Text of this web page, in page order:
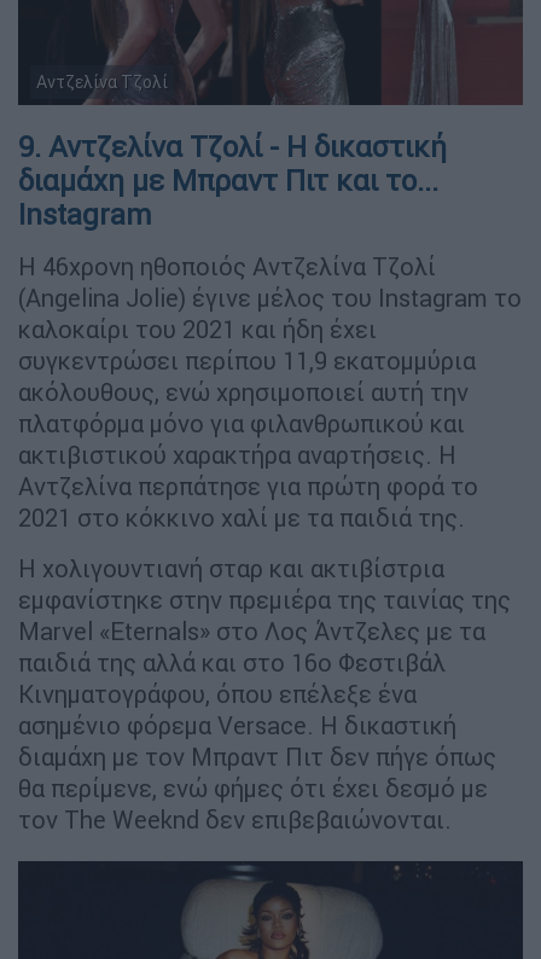
Αντζελίνα Τζολί
9. Αντζελίνα Τζολί - Η δικαστική
διαμάχη με Μπραντ Πιτ και το...
Instagram
Η 46χρονη ηθοποιός Αντζελίνα Τζολί
(Angelina Jolie) έγινε μέλος του Instagram το
καλοκαίρι του 2021 και ήδη έχει
συγκεντρώσει περίπου 11,9 εκατομμύρια
ακόλουθους, ενώ χρησιμοποιεί αυτή την
πλατφόρμα μόνο για φιλανθρωπικού και
ακτιβιστικού χαρακτήρα αναρτήσεις. Η
Αντζελίνα περπάτησε για πρώτη φορά το
2021 στο κόκκινο χαλί με τα παιδιά της.
Η χολιγουντιανή σταρ και ακτιβίστρια
εμφανίστηκε στην πρεμιέρα της ταινίας της
Marvel «Eternals» στο Λος Άντζελες με τα
παιδιά της αλλά και στο 16ο Φεστιβάλ
Κινηματογράφου, όπου επέλεξε ένα
ασημένιο φόρεμα Versace. Η δικαστική
διαμάχη με τον Μπραντ Πιτ δεν πήγε όπως
θα περίμενε, ενώ φήμες ότι έχει δεσμό με
τον The Weeknd δεν επιβεβαιώνονται.